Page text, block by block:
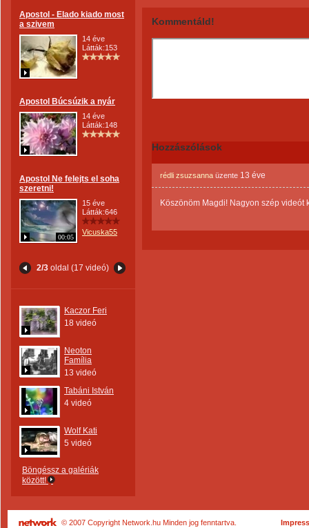
Apostol - Elado kiado most
a szivem
14 éve
Látták:153
Apostol Búcsúzik a nyár
14 éve
Látták:148
Apostol Ne felejts el soha
szeretni!
00:05
15 éve
Látták:646
Vicuska55
2/3 oldal (17 videó)
Kaczor Feri
18 videó
Neoton
Família
13 videó
Tabáni István
4 videó
Wolf Kati
5 videó
Böngéssz a galériák
között!
Kommentáld!
Hozzászólások
rédli zsuzsanna üzente 13 éve
Köszönöm Magdi! Nagyon szép videót
© 2007 Copyright Network.hu Minden jog fenntartva.